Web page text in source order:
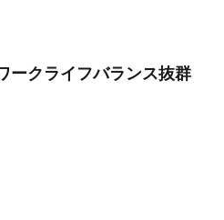
ークライフバランス抜群